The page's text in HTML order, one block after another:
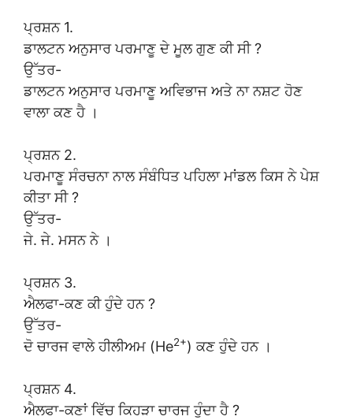
ਪ੍ਰਸ਼ਨ 1.
ਡਾਲਟਨ ਅਨੁਸਾਰ ਪਰਮਾਣੂ ਦੇ ਮੂਲ ਗੁਣ ਕੀ ਸੀ ?
ਉੱਤਰ-
ਡਾਲਟਨ ਅਨੁਸਾਰ ਪਰਮਾਣੂ ਅਵਿਭਾਜ ਅਤੇ ਨਾ ਨਸ਼ਟ ਹੋਣ
ਵਾਲਾ ਕਣ ਹੈ ।
ਪ੍ਰਸ਼ਨ 2.
ਪਰਮਾਣੂ ਸੰਰਚਨਾ ਨਾਲ ਸੰਬੰਧਿਤ ਪਹਿਲਾ ਮਾਂਡਲ ਕਿਸ ਨੇ ਪੇਸ਼
ਕੀਤਾ ਸੀ ?
ਉੱਤਰ-
ਜੇ. ਜੇ. ਮਸਨ ਨੇ ।
ਪ੍ਰਸ਼ਨ 3.
ਐਲਫਾ-ਕਣ ਕੀ ਹੁੰਦੇ ਹਨ ?
ਉੱਤਰ-
ਦੋ ਚਾਰਜ ਵਾਲੇ ਹੀਲੀਅਮ (He2+) ਕਣ ਹੁੰਦੇ ਹਨ ।
ਪ੍ਰਸ਼ਨ 4.
ਐਲਫਾ-ਕਣਾਂ ਵਿੱਚ ਕਿਹੜਾ ਚਾਰਜ ਹੁੰਦਾ ਹੈ ?